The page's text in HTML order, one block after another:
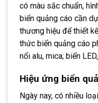
có màu sắc chuẩn,
biển quảng cáo cần
thương hiệu để thiết
thức biển quảng cáo
nổi alu, mica; biển
Hiệu ứng biển
Ngày nay, có nhiều